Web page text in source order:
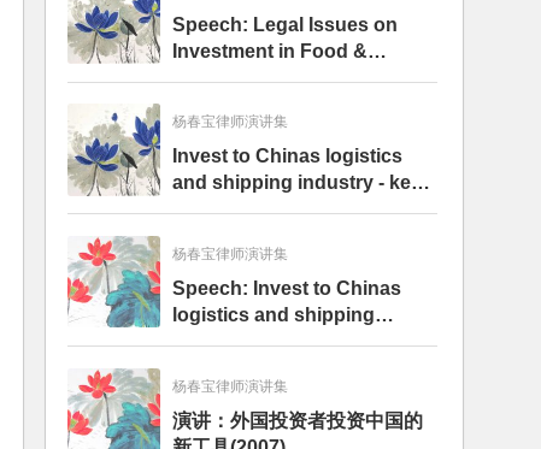
Speech: Legal Issues on
Investment in Food &
Beverage Industry in China
杨春宝律师演讲集
Invest to Chinas logistics
and shipping industry - key
legal issues(投资中国物流及
杨春宝律师演讲集
Speech: Invest to Chinas
logistics and shipping
industry - key legal issues
杨春宝律师演讲集
演讲：外国投资者投资中国的